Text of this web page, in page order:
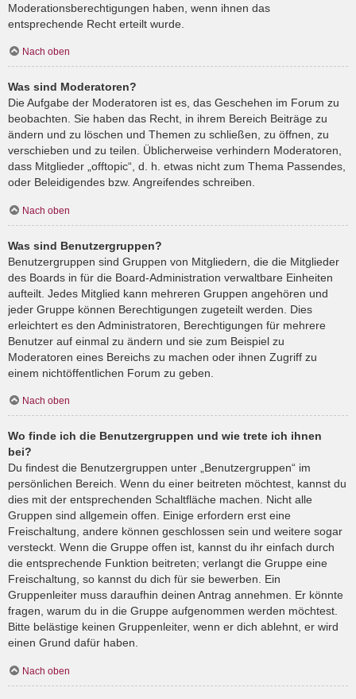
Moderationsberechtigungen haben, wenn ihnen das
entsprechende Recht erteilt wurde.
Nach oben
Was sind Moderatoren?
Die Aufgabe der Moderatoren ist es, das Geschehen im Forum zu
beobachten. Sie haben das Recht, in ihrem Bereich Beiträge zu
ändern und zu löschen und Themen zu schließen, zu öffnen, zu
verschieben und zu teilen. Üblicherweise verhindern Moderatoren,
dass Mitglieder „offtopic“, d. h. etwas nicht zum Thema Passendes,
oder Beleidigendes bzw. Angreifendes schreiben.
Nach oben
Was sind Benutzergruppen?
Benutzergruppen sind Gruppen von Mitgliedern, die die Mitglieder
des Boards in für die Board-Administration verwaltbare Einheiten
aufteilt. Jedes Mitglied kann mehreren Gruppen angehören und
jeder Gruppe können Berechtigungen zugeteilt werden. Dies
erleichtert es den Administratoren, Berechtigungen für mehrere
Benutzer auf einmal zu ändern und sie zum Beispiel zu
Moderatoren eines Bereichs zu machen oder ihnen Zugriff zu
einem nichtöffentlichen Forum zu geben.
Nach oben
Wo finde ich die Benutzergruppen und wie trete ich ihnen
bei?
Du findest die Benutzergruppen unter „Benutzergruppen“ im
persönlichen Bereich. Wenn du einer beitreten möchtest, kannst du
dies mit der entsprechenden Schaltfläche machen. Nicht alle
Gruppen sind allgemein offen. Einige erfordern erst eine
Freischaltung, andere können geschlossen sein und weitere sogar
versteckt. Wenn die Gruppe offen ist, kannst du ihr einfach durch
die entsprechende Funktion beitreten; verlangt die Gruppe eine
Freischaltung, so kannst du dich für sie bewerben. Ein
Gruppenleiter muss daraufhin deinen Antrag annehmen. Er könnte
fragen, warum du in die Gruppe aufgenommen werden möchtest.
Bitte belästige keinen Gruppenleiter, wenn er dich ablehnt, er wird
einen Grund dafür haben.
Nach oben